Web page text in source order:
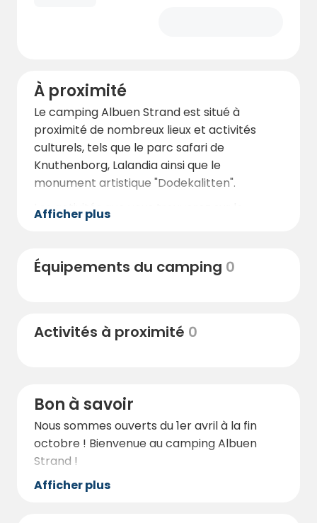
À proximité
Le camping Albuen Strand est situé à
proximité de nombreux lieux et activités
culturels, tels que le parc safari de
Knuthenborg, Lalandia ainsi que le
monument artistique "Dodekalitten".
Les activités que vous trouverez sur le
camping vont des cours de charcuterie à la
broyage de pierres, la boulangerie et la
grande fête du cochon.
Afficher plus
Équipements du camping 0
Activités à proximité 0
Bon à savoir
Nous sommes ouverts du 1er avril à la fin
octobre ! Bienvenue au camping Albuen
Strand !
Afficher plus